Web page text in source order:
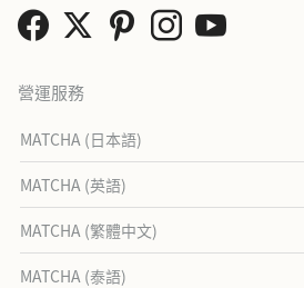
營運服務
MATCHA (日本語)
MATCHA (英語)
MATCHA (繁體中文)
MATCHA (泰語)